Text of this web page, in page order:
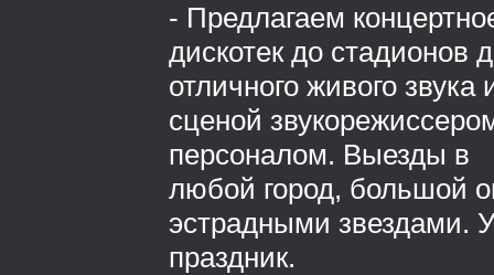
- Предлагаем
дискотек до стадионов
отличного живого звука
сценой
персоналом. Выезды в
любой город, большой
эстрадными звездами.
праздник.